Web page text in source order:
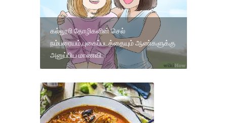
கல்லூரி தோழிகளின் செல்
நம்பரையம்,புகைப்படத்தையும் ஆண்களுக்கு
அனுப்பிய மாணவி.